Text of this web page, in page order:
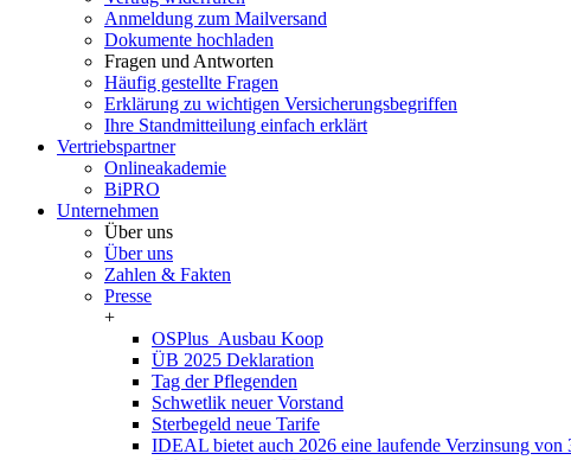
Anmeldung zum Mailversand
Dokumente hochladen
Fragen und Antworten
Häufig gestellte Fragen
Erklärung zu wichtigen Versicherungsbegriffen
Ihre Standmitteilung einfach erklärt
Vertriebspartner
Onlineakademie
BiPRO
Unternehmen
Über uns
Über uns
Zahlen & Fakten
Presse
+
OSPlus_Ausbau Koop
ÜB 2025 Deklaration
Tag der Pflegenden
Schwetlik neuer Vorstand
Sterbegeld neue Tarife
IDEAL bietet auch 2026 eine laufende Verzinsung von